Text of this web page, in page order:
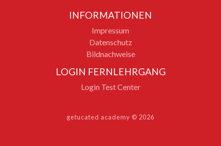
INFORMATIONEN
Impressum
Datenschutz
Bildnachweise
LOGIN FERNLEHRGANG
Login Test Center
getucated academy © 2026